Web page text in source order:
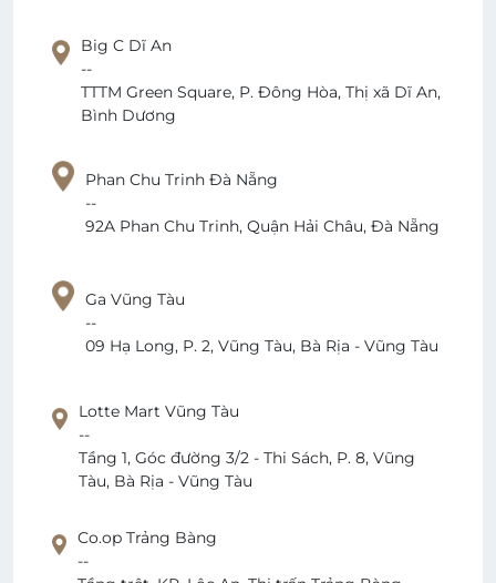
Big C Dĩ An
--
TTTM Green Square, P. Đông Hòa, Thị xã Dĩ An,
Bình Dương
Phan Chu Trinh Đà Nẵng
--
92A Phan Chu Trinh, Quận Hải Châu, Đà Nẵng
Ga Vũng Tàu
--
09 Hạ Long, P. 2, Vũng Tàu, Bà Rịa - Vũng Tàu
Lotte Mart Vũng Tàu
--
Tầng 1, Góc đường 3/2 - Thi Sách, P. 8, Vũng
Tàu, Bà Rịa - Vũng Tàu
Co.op Trảng Bàng
--